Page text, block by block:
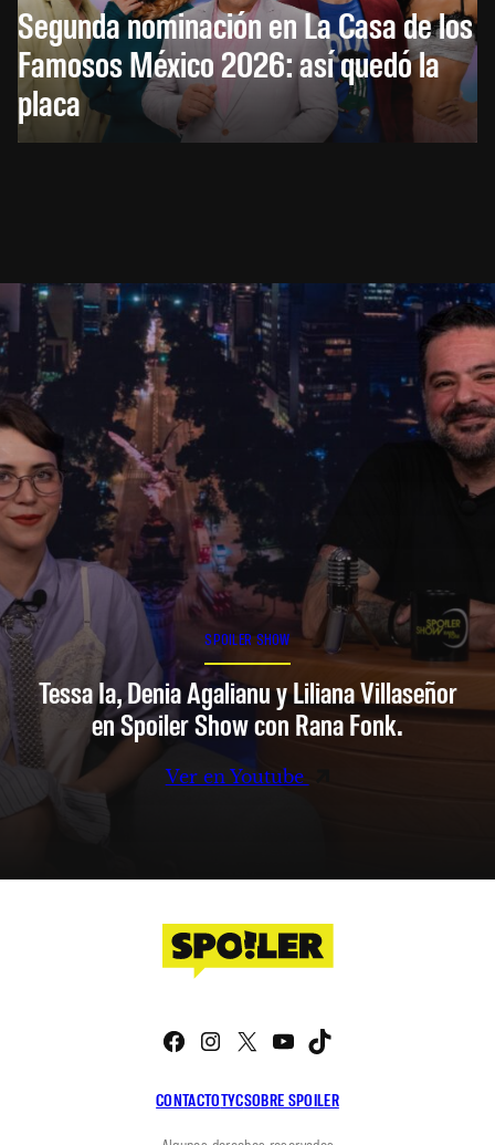
Segunda nominación en La Casa de los
Famosos México 2026: así quedó la
placa
SPOILER SHOW
Tessa Ia, Denia Agalianu y Liliana Villaseñor
en Spoiler Show con Rana Fonk.
Ver en Youtube
CONTACTOTYCSOBRE SPOILER
Facebook
Instagram
X YouTube